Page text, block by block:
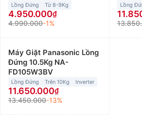
Lồng Đứng Từ 8-9Kg
4.950.000
4.990.000-1%
Lồng
Máy Giặt Panasonic Lồng
Đứng 10.5Kg NA-
FD105W3BV
Lồng Đứng Trên 10Kg Inverter
11.650.000
13.450.000-13%